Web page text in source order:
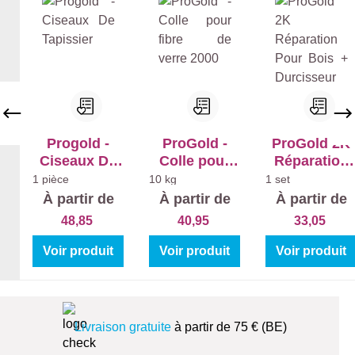
Progold -
Ciseaux De
Tapissier
1 pièce
À partir de
48,85
Voir produit
ProGold -
Colle pour
fibre de verre
2000
10 kg
À partir de
40,95
Voir produit
ProGold 2K
Réparation
Pour Bois +
Durcisseur
1 set
À partir de
33,05
Voir produit
Livraison gratuiteà partir de 75 € (BE)